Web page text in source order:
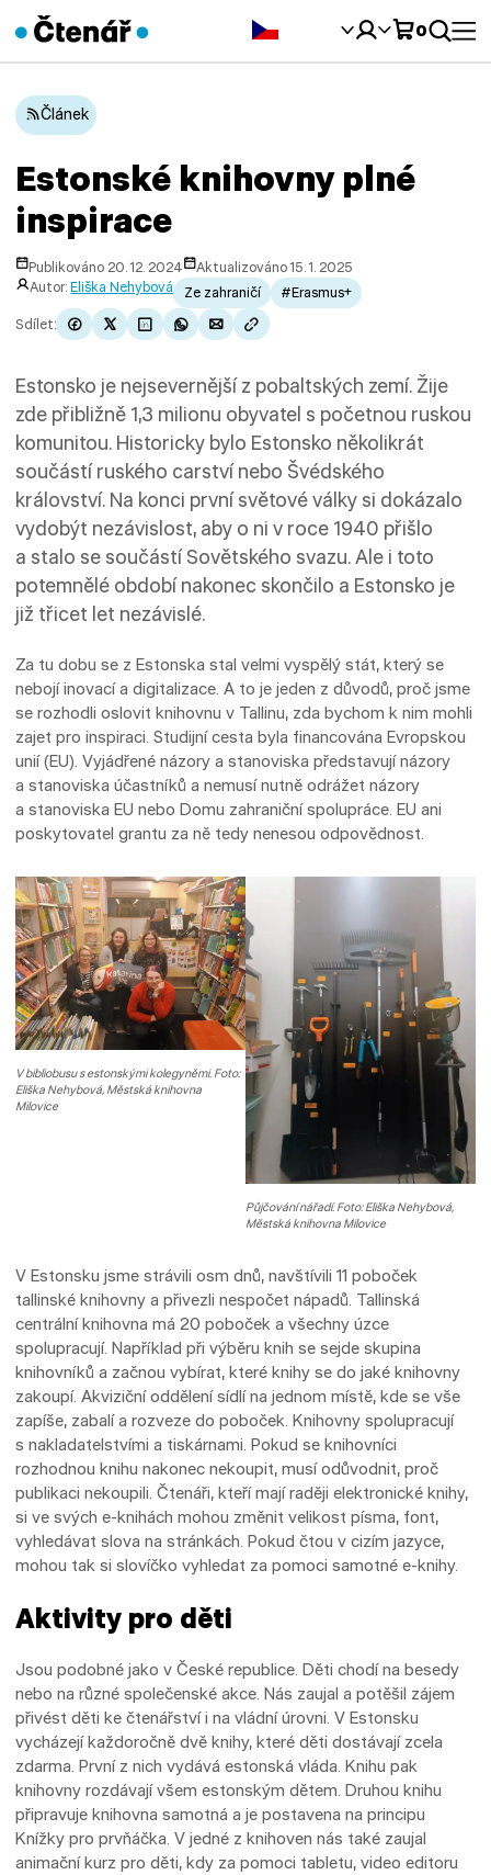
0
Článek
Estonské knihovny plné
inspirace
Publikováno 20. 12. 2024
Aktualizováno 15. 1. 2025
Autor:Eliška Nehybová Ze zahraničí
#Erasmus+
Sdílet:
Estonsko je nejsevernější z pobaltských zemí. Žije
zde přibližně 1,3 milionu obyvatel s početnou ruskou
komunitou. Historicky bylo Estonsko několikrát
součástí ruského carství nebo Švédského
království. Na konci první světové války si dokázalo
vydobýt nezávislost, aby o ni v roce 1940 přišlo
a stalo se součástí Sovětského svazu. Ale i toto
potemnělé období nakonec skončilo a Estonsko je
již třicet let nezávislé.
Za tu dobu se z Estonska stal velmi vyspělý stát, který se
nebojí inovací a digitalizace. A to je jeden z důvodů, proč jsme
se rozhodli oslovit knihovnu v Tallinu, zda bychom k nim mohli
zajet pro inspiraci. Studijní cesta byla financována Evropskou
unií (EU). Vyjádřené názory a stanoviska představují názory
a stanoviska účastníků a nemusí nutně odrážet názory
a stanoviska EU nebo Domu zahraniční spolupráce. EU ani
poskytovatel grantu za ně tedy nenesou odpovědnost.
V bibliobusu s estonskými kolegyněmi. Foto:
Eliška Nehybová, Městská knihovna
Milovice
Půjčování nářadí. Foto: Eliška Nehybová,
Městská knihovna Milovice
V Estonsku jsme strávili osm dnů, navštívili 11 poboček
tallinské knihovny a přivezli nespočet nápadů. Tallinská
centrální knihovna má 20 poboček a všechny úzce
spolupracují. Například při výběru knih se sejde skupina
knihovníků a začnou vybírat, které knihy se do jaké knihovny
zakoupí. Akviziční oddělení sídlí na jednom místě, kde se vše
zapíše, zabalí a rozveze do poboček. Knihovny spolupracují
s nakladatelstvími a tiskárnami. Pokud se knihovníci
rozhodnou knihu nakonec nekoupit, musí odůvodnit, proč
publikaci nekoupili. Čtenáři, kteří mají raději elektronické knihy,
si ve svých e-knihách mohou změnit velikost písma, font,
vyhledávat slova na stránkách. Pokud čtou v cizím jazyce,
mohou tak si slovíčko vyhledat za pomoci samotné e-knihy.
Aktivity pro děti
Jsou podobné jako v České republice. Děti chodí na besedy
nebo na různé společenské akce. Nás zaujal a potěšil zájem
přivést děti ke čtenářství i na vládní úrovni. V Estonsku
vycházejí každoročně dvě knihy, které děti dostávají zcela
zdarma. První z nich vydává estonská vláda. Knihu pak
knihovny rozdávají všem estonským dětem. Druhou knihu
připravuje knihovna samotná a je postavena na principu
Knížky pro prvňáčka. V jedné z knihoven nás také zaujal
animační kurz pro děti, kdy za pomoci tabletu, video editoru